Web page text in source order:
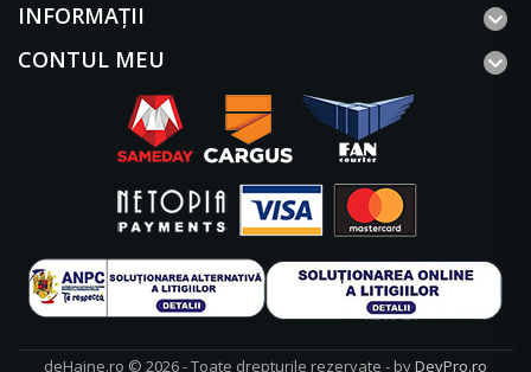
INFORMAŢII
CONTUL MEU
deHaine.ro © 2026 - Toate drepturile rezervate - byDevPro.ro